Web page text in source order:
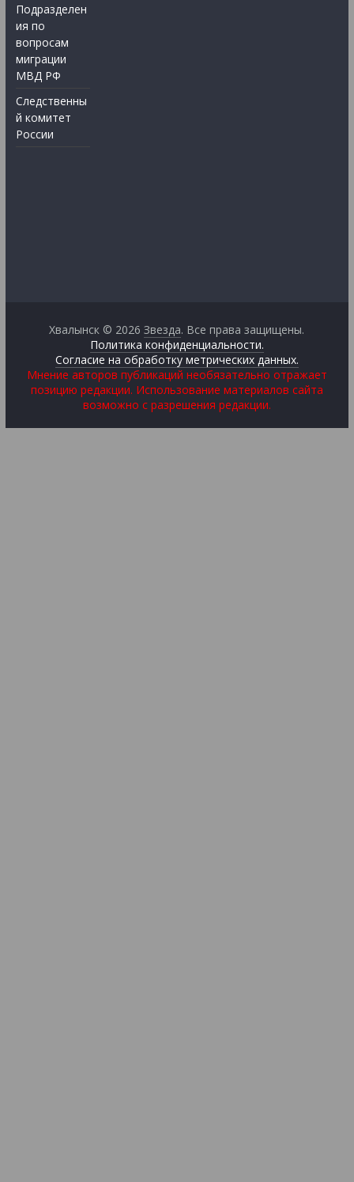
Подразделен
ия по
вопросам
миграции
МВД РФ
Следственны
й комитет
России
Хвалынск © 2026Звезда. Все права защищены.
Политика конфиденциальности.
Согласие на обработку метрических данных.
Мнение авторов публикаций необязательно отражает
позицию редакции. Использование материалов сайта
возможно с разрешения редакции.